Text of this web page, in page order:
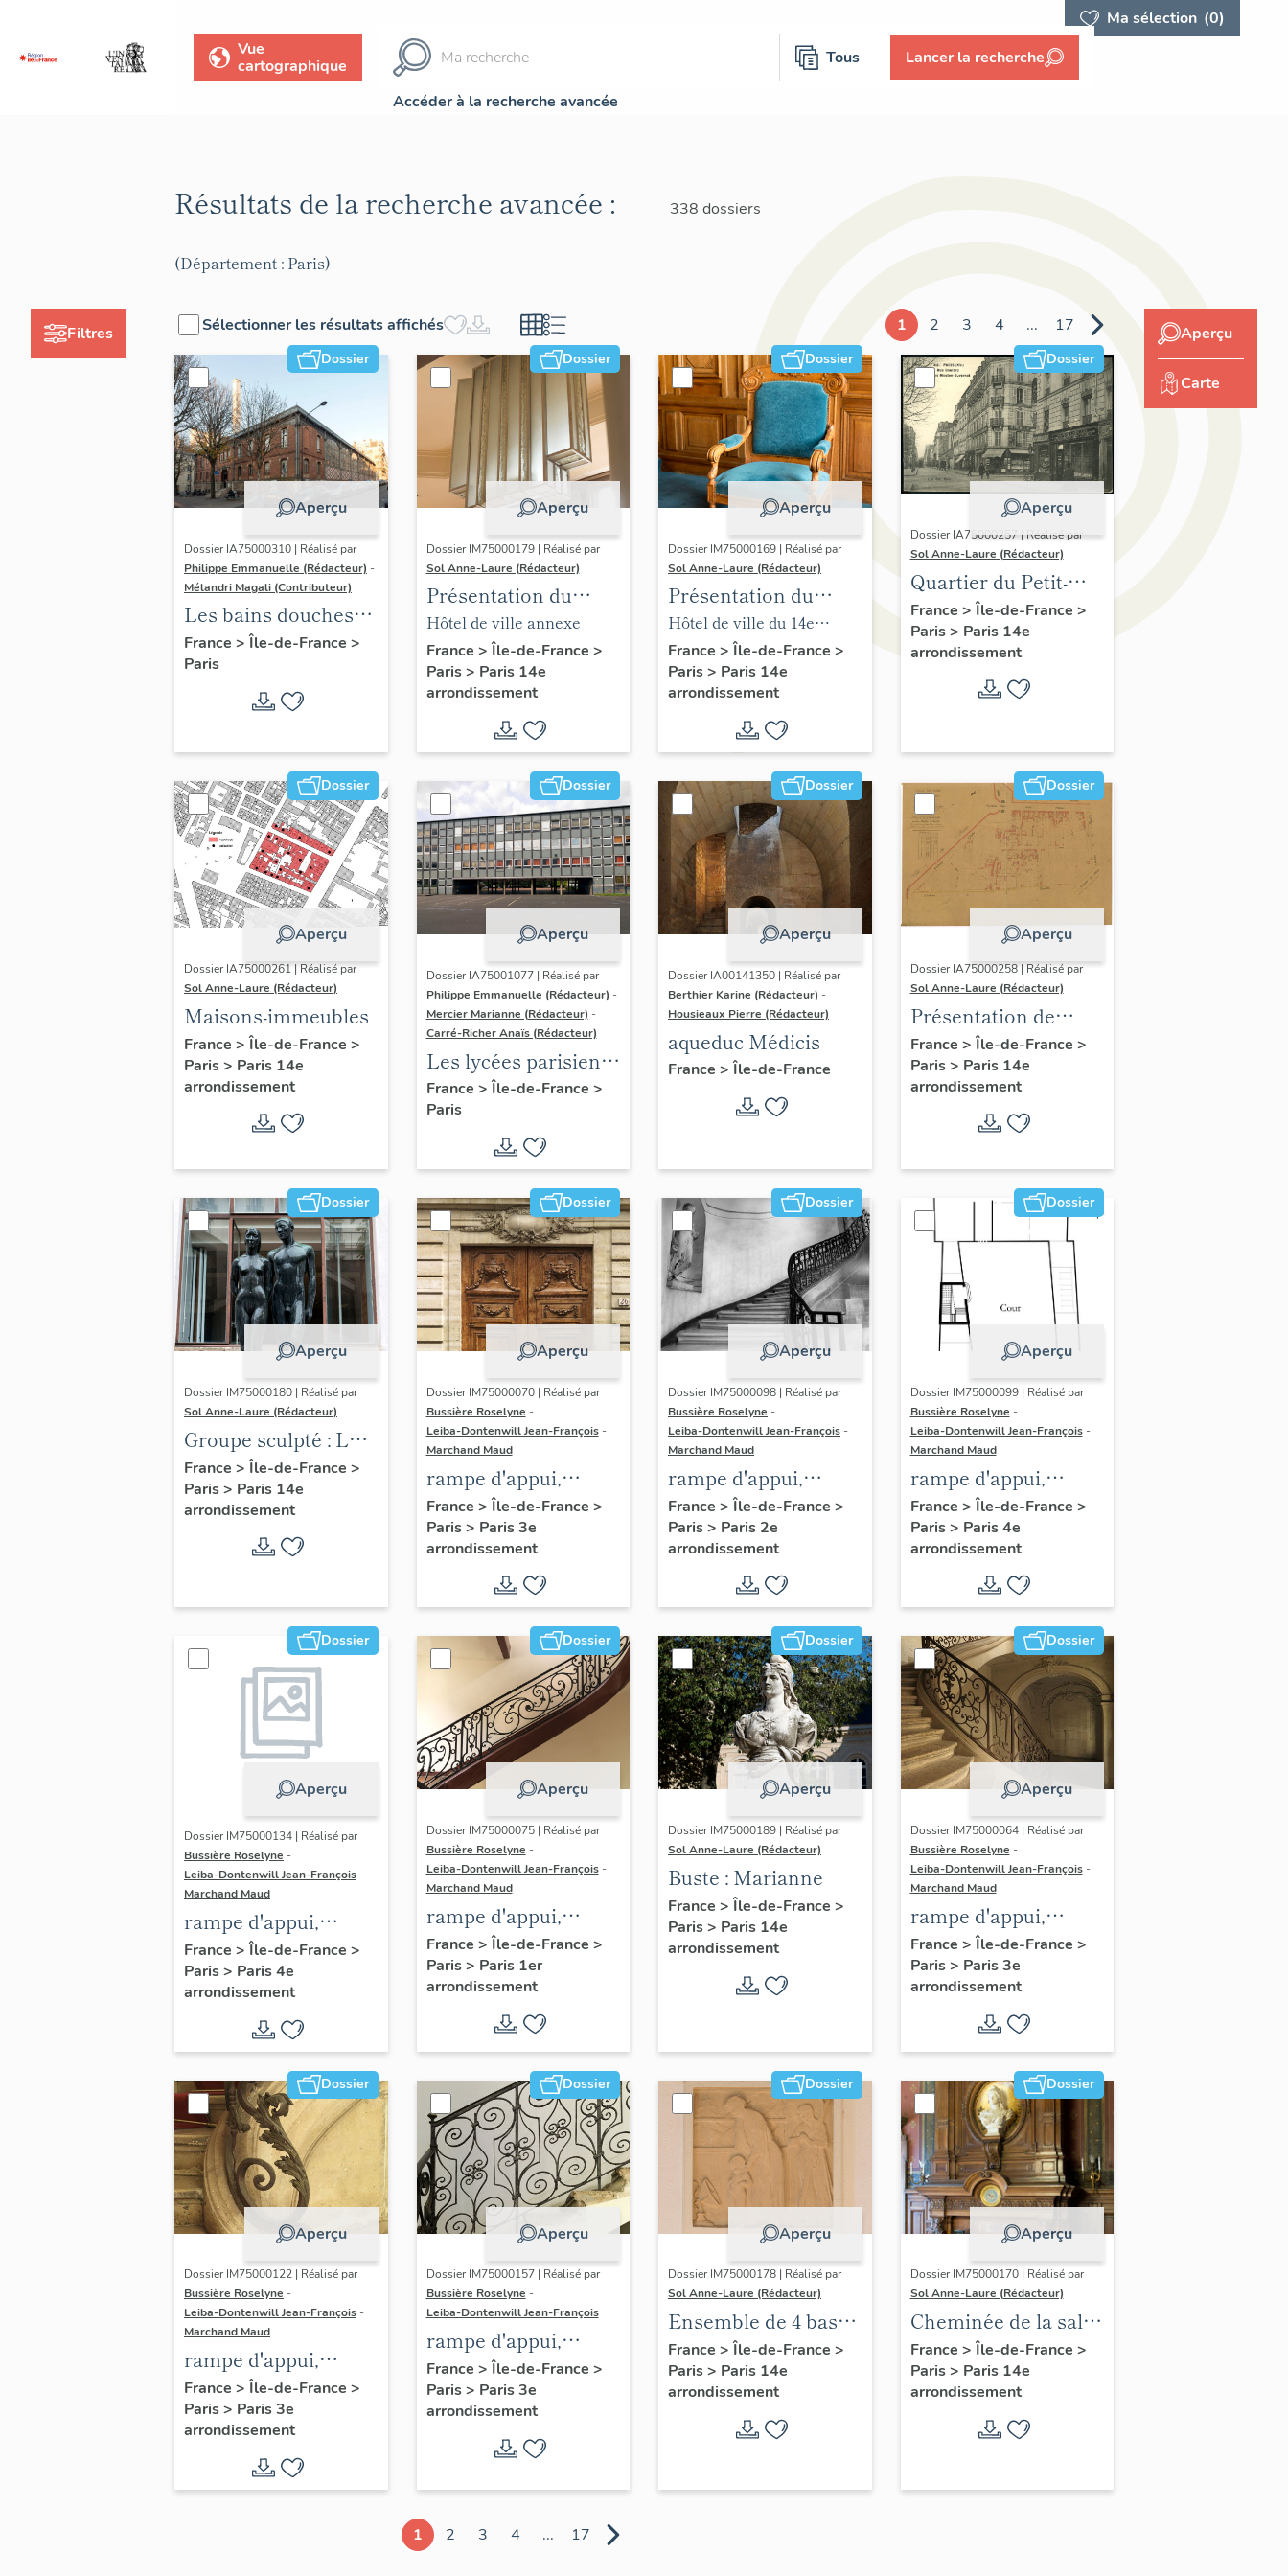
Ma sélection (0)
Vue
cartographique
Tous Lancer la recherche
Accéder à la recherche avancée
Filtres
Résultats de la recherche avancée : 338 dossiers
(Département : Paris)
Sélectionner les résultats affichés 1 2 3 4 ... 17
Dossier
Aperçu
Dossier IA75000310 | Réalisé par
Philippe Emmanuelle (Rédacteur) -
Mélandri Magali (Contributeur)
Les bains douches
municipaux de la
ville de Paris
France > Île-de-France >
Paris
Dossier
Aperçu
Dossier IM75000179 | Réalisé par
Sol Anne-Laure (Rédacteur)
Présentation du
mobilier de la mairie
annexe
Hôtel de ville annexe
France > Île-de-France >
Paris> Paris 14e
arrondissement
Dossier
Aperçu
Dossier IM75000169 | Réalisé par
Sol Anne-Laure (Rédacteur)
Présentation du
mobilier de la salle
des mariages
Hôtel de ville du 14e
arrondissement
France > Île-de-France >
Paris> Paris 14e
arrondissement
Dossier
Aperçu
Dossier IA75000257 | Réalisé par
Sol Anne-Laure (Rédacteur)
Quartier du Petit-
Montrouge
France > Île-de-France >
Paris> Paris 14e
arrondissement
Dossier
Aperçu
Dossier IA75000261 | Réalisé par
Sol Anne-Laure (Rédacteur)
Maisons-immeubles
France > Île-de-France >
Paris> Paris 14e
arrondissement
Dossier
Aperçu
Dossier IA75001077 | Réalisé par
Philippe Emmanuelle (Rédacteur) -
Mercier Marianne (Rédacteur) -
Carré-Richer Anaïs (Rédacteur)
Les lycées parisiens
de Jean-Claude
Dondel et Roger
France > Île-de-France >
Paris
Dossier
Aperçu
Dossier IA00141350 | Réalisé par
Berthier Karine (Rédacteur) -
Housieaux Pierre (Rédacteur)
aqueduc Médicis
France > Île-de-France
Dossier
Aperçu
Dossier IA75000258 | Réalisé par
Sol Anne-Laure (Rédacteur)
Présentation de
l'étude du
patrimoine sur le
quartier du Petit-
Montrouge
France > Île-de-France >
Paris> Paris 14e
arrondissement
Dossier
Aperçu
Dossier IM75000180 | Réalisé par
Sol Anne-Laure (Rédacteur)
Groupe sculpté : Les
Adolescents
France > Île-de-France >
Paris> Paris 14e
arrondissement
Dossier
Aperçu
Dossier IM75000070 | Réalisé par
Bussière Roselyne -
Leiba-Dontenwill Jean-François -
Marchand Maud
rampe d'appui,
escalier de l' hôtel de
Sandreville (non
étudié)
France > Île-de-France >
Paris> Paris 3e
arrondissement
Dossier
Aperçu
Dossier IM75000098 | Réalisé par
Bussière Roselyne -
Leiba-Dontenwill Jean-François -
Marchand Maud
rampe d'appui,
escalier de la maison
à porte cochère (non
étudié)
France > Île-de-France >
Paris> Paris 2e
arrondissement
Dossier
Aperçu
Dossier IM75000099 | Réalisé par
Bussière Roselyne -
Leiba-Dontenwill Jean-François -
Marchand Maud
rampe d'appui,
escalier de la maison
à porte cochère (non
étudié)
France > Île-de-France >
Paris> Paris 4e
arrondissement
Dossier
Aperçu
Dossier IM75000134 | Réalisé par
Bussière Roselyne -
Leiba-Dontenwill Jean-François -
Marchand Maud
rampe d'appui,
escalier de la maison
à porte cochère dite
hôtel Charpentier
(non étudié)
France > Île-de-France >
Paris> Paris 4e
arrondissement
Dossier
Aperçu
Dossier IM75000075 | Réalisé par
Bussière Roselyne -
Leiba-Dontenwill Jean-François -
Marchand Maud
rampe d'appui,
escalier de la maison
à porte cochère (non
étudié)
France > Île-de-France >
Paris> Paris 1er
arrondissement
Dossier
Aperçu
Dossier IM75000189 | Réalisé par
Sol Anne-Laure (Rédacteur)
Buste : Marianne
France > Île-de-France >
Paris> Paris 14e
arrondissement
Dossier
Aperçu
Dossier IM75000064 | Réalisé par
Bussière Roselyne -
Leiba-Dontenwill Jean-François -
Marchand Maud
rampe d'appui,
escalier de la maison
à porte cochère dite
hôtel Le Lièvre de
La Grange
France > Île-de-France >
Paris> Paris 3e
arrondissement
Dossier
Aperçu
Dossier IM75000122 | Réalisé par
Bussière Roselyne -
Leiba-Dontenwill Jean-François -
Marchand Maud
rampe d'appui,
escalier de la maison
à porte cochère (non
étudié)
France > Île-de-France >
Paris> Paris 3e
arrondissement
Dossier
Aperçu
Dossier IM75000157 | Réalisé par
Bussière Roselyne -
Leiba-Dontenwill Jean-François
rampe d'appui,
escalier de la maison
à porte cochère dite
hôtel de Bence (non
France > Île-de-France >
Paris> Paris 3e
arrondissement
Dossier
Aperçu
Dossier IM75000178 | Réalisé par
Sol Anne-Laure (Rédacteur)
Ensemble de 4 bas
reliefs : Les saisons
France > Île-de-France >
Paris> Paris 14e
arrondissement
Dossier
Aperçu
Dossier IM75000170 | Réalisé par
Sol Anne-Laure (Rédacteur)
Cheminée de la salle
des mariages
France > Île-de-France >
Paris> Paris 14e
arrondissement
1 2 3 4 ... 17
Aperçu
Carte